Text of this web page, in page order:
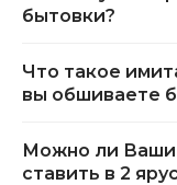
бытовки?
Что такое
вы обшиваете
Можно ли Ваши
ставить в 2